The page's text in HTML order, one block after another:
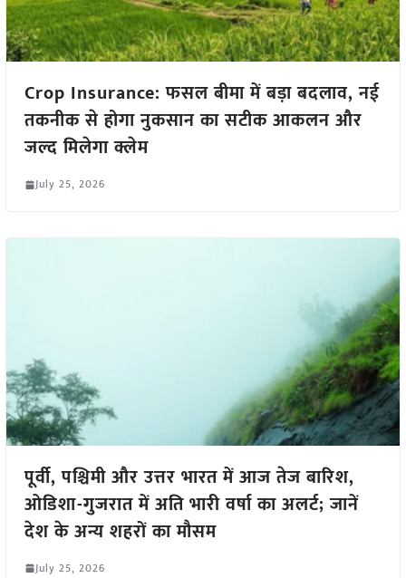
Crop Insurance: फसल बीमा में बड़ा बदलाव, नई
तकनीक से होगा नुकसान का सटीक आकलन और
जल्द मिलेगा क्लेम
July 25, 2026
पूर्वी, पश्चिमी और उत्तर भारत में आज तेज बारिश,
ओडिशा-गुजरात में अति भारी वर्षा का अलर्ट; जानें
देश के अन्य शहरों का मौसम
July 25, 2026